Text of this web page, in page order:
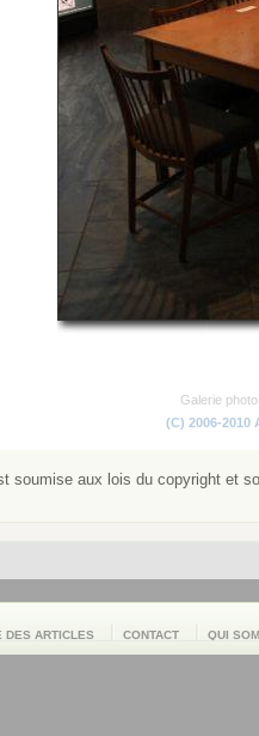
Galerie
(C) 2006-2010
soumise aux lois du copyright et
DES ARTICLES CONTACT QUI